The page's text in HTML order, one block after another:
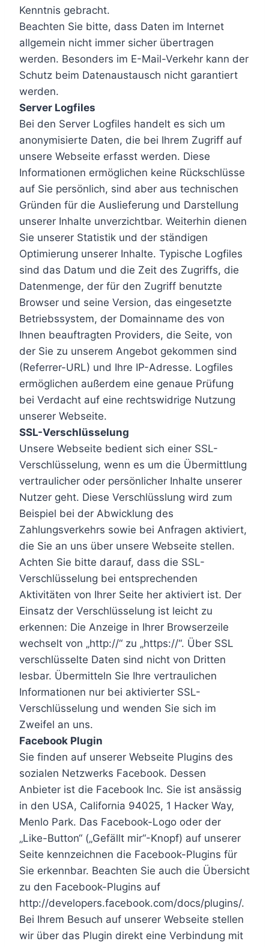
Kenntnis gebracht.
Beachten Sie bitte, dass Daten im Internet
allgemein nicht immer sicher übertragen
werden. Besonders im E-Mail-Verkehr kann der
Schutz beim Datenaustausch nicht garantiert
werden.
Server Logfiles
Bei den Server Logfiles handelt es sich um
anonymisierte Daten, die bei Ihrem Zugriff auf
unsere Webseite erfasst werden. Diese
Informationen ermöglichen keine Rückschlüsse
auf Sie persönlich, sind aber aus technischen
Gründen für die Auslieferung und Darstellung
unserer Inhalte unverzichtbar. Weiterhin dienen
Sie unserer Statistik und der ständigen
Optimierung unserer Inhalte. Typische Logfiles
sind das Datum und die Zeit des Zugriffs, die
Datenmenge, der für den Zugriff benutzte
Browser und seine Version, das eingesetzte
Betriebssystem, der Domainname des von
Ihnen beauftragten Providers, die Seite, von
der Sie zu unserem Angebot gekommen sind
(Referrer-URL) und Ihre IP-Adresse. Logfiles
ermöglichen außerdem eine genaue Prüfung
bei Verdacht auf eine rechtswidrige Nutzung
unserer Webseite.
SSL-Verschlüsselung
Unsere Webseite bedient sich einer SSL-
Verschlüsselung, wenn es um die Übermittlung
vertraulicher oder persönlicher Inhalte unserer
Nutzer geht. Diese Verschlüsslung wird zum
Beispiel bei der Abwicklung des
Zahlungsverkehrs sowie bei Anfragen aktiviert,
die Sie an uns über unsere Webseite stellen.
Achten Sie bitte darauf, dass die SSL-
Verschlüsselung bei entsprechenden
Aktivitäten von Ihrer Seite her aktiviert ist. Der
Einsatz der Verschlüsselung ist leicht zu
erkennen: Die Anzeige in Ihrer Browserzeile
wechselt von „http://“ zu „https://“. Über SSL
verschlüsselte Daten sind nicht von Dritten
lesbar. Übermitteln Sie Ihre vertraulichen
Informationen nur bei aktivierter SSL-
Verschlüsselung und wenden Sie sich im
Zweifel an uns.
Facebook Plugin
Sie finden auf unserer Webseite Plugins des
sozialen Netzwerks Facebook. Dessen
Anbieter ist die Facebook Inc. Sie ist ansässig
in den USA, California 94025, 1 Hacker Way,
Menlo Park. Das Facebook-Logo oder der
„Like-Button“ („Gefällt mir“-Knopf) auf unserer
Seite kennzeichnen die Facebook-Plugins für
Sie erkennbar. Beachten Sie auch die Übersicht
zu den Facebook-Plugins auf
http://developers.facebook.com/docs/plugins/.
Bei Ihrem Besuch auf unserer Webseite stellen
wir über das Plugin direkt eine Verbindung mit